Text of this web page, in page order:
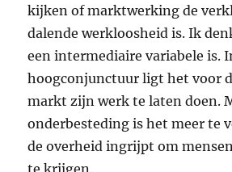
kijken of marktwerking de
dalende werkloosheid is. Ik
een intermediaire variabele is.
hoogconjunctuur ligt het voor
markt zijn werk te laten doen.
onderbesteding is het meer te
de overheid ingrijpt om
te krijgen.